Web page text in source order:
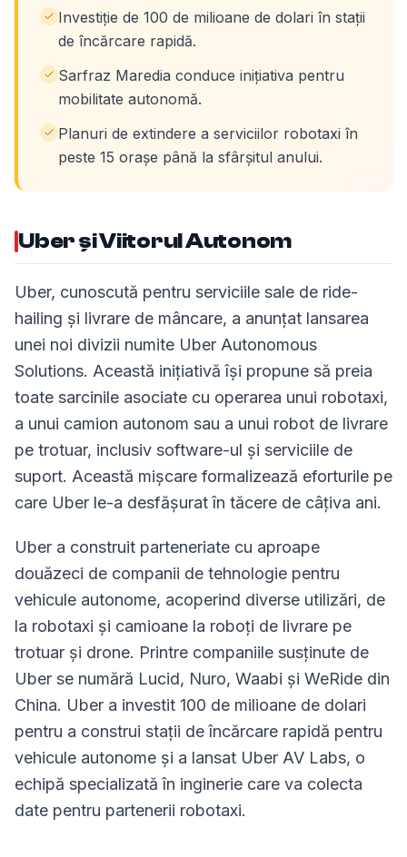
Investiție de 100 de milioane de dolari în stații
de încărcare rapidă.
Sarfraz Maredia conduce inițiativa pentru
mobilitate autonomă.
Planuri de extindere a serviciilor robotaxi în
peste 15 orașe până la sfârșitul anului.
Uber și Viitorul Autonom
Uber, cunoscută pentru serviciile sale de ride-
hailing și livrare de mâncare, a anunțat lansarea
unei noi divizii numite Uber Autonomous
Solutions. Această inițiativă își propune să preia
toate sarcinile asociate cu operarea unui robotaxi,
a unui camion autonom sau a unui robot de livrare
pe trotuar, inclusiv software-ul și serviciile de
suport. Această mișcare formalizează eforturile pe
care Uber le-a desfășurat în tăcere de câțiva ani.
Uber a construit parteneriate cu aproape
douăzeci de companii de tehnologie pentru
vehicule autonome, acoperind diverse utilizări, de
la robotaxi și camioane la roboți de livrare pe
trotuar și drone. Printre companiile susținute de
Uber se numără Lucid, Nuro, Waabi și WeRide din
China. Uber a investit 100 de milioane de dolari
pentru a construi stații de încărcare rapidă pentru
vehicule autonome și a lansat Uber AV Labs, o
echipă specializată în inginerie care va colecta
date pentru partenerii robotaxi.